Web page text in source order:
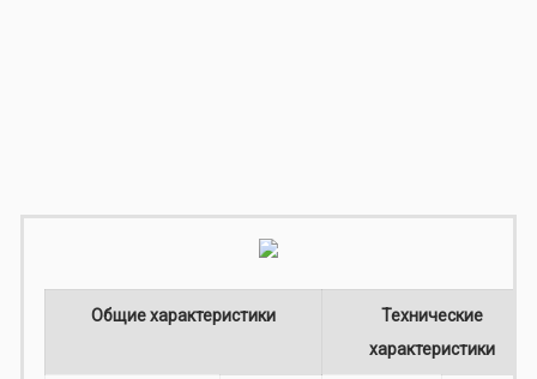
Общие характеристики
Технические
характеристики